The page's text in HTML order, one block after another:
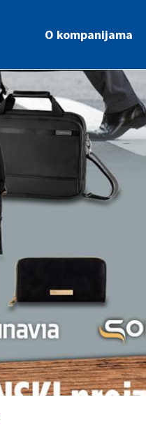
O kompanijama